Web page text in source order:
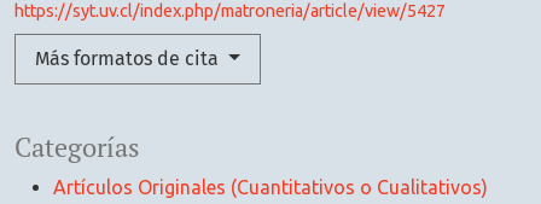
Categorías
Artículos Originales (Cuantitativos o Cualitativos)
https://syt.uv.cl/index.php/matroneria/article/view/5427
Más formatos de cita